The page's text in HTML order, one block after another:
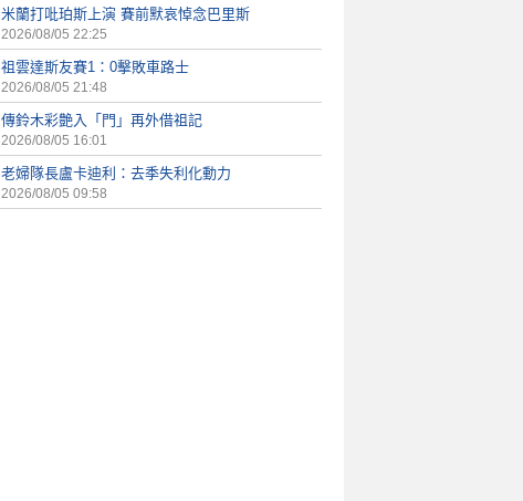
米蘭打吡珀斯上演 賽前默哀悼念巴里斯
2026/08/05 22:25
祖雲達斯友賽1：0擊敗車路士
2026/08/05 21:48
傳鈴木彩艶入「門」再外借祖記
2026/08/05 16:01
老婦隊長盧卡迪利：去季失利化動力
2026/08/05 09:58